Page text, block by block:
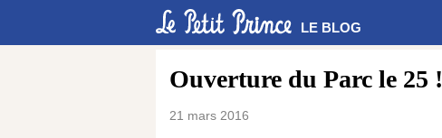
LE BLOG
Ouverture du Parc le 25 !
21 mars 2016